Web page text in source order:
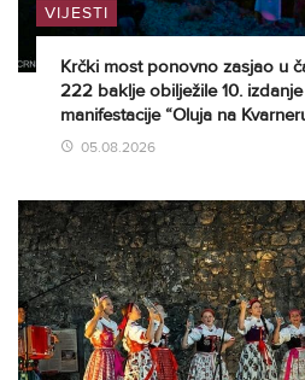
VIJESTI
Krčki most ponovno zasjao u
222 baklje obilježile 10.
manifestacije “Oluja na
05.08.2026